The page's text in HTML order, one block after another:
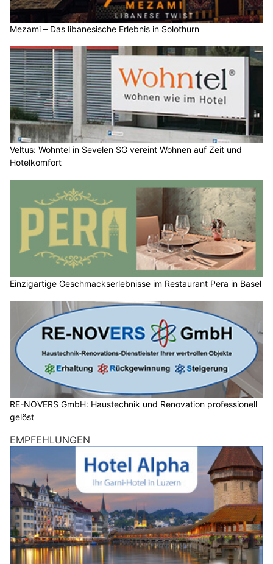
Mezami – Das libanesische Erlebnis in Solothurn
Veltus: Wohntel in Sevelen SG vereint Wohnen auf Zeit und
Hotelkomfort
Einzigartige Geschmackserlebnisse im Restaurant Pera in Basel
RE-NOVERS GmbH: Haustechnik und Renovation professionell
gelöst
EMPFEHLUNGEN